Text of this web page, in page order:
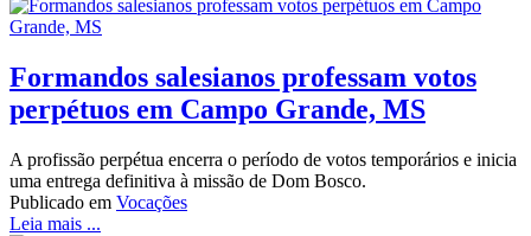
Formandos salesianos professam votos
perpétuos em Campo Grande, MS
A profissão perpétua encerra o período de votos temporários e inicia
uma entrega definitiva à missão de Dom Bosco.
Publicado em Vocações
Leia mais ...